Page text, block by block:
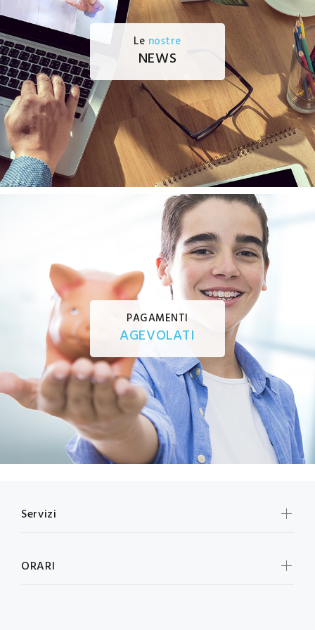
Le nostre
NEWS
PAGAMENTI
AGEVOLATI
Servizi
ORARI